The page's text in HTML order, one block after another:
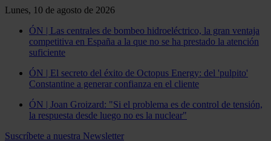
Lunes, 10 de agosto de 2026
ÓN | Las centrales de bombeo hidroeléctrico, la gran ventaja
competitiva en España a la que no se ha prestado la atención
suficiente
ÓN | El secreto del éxito de Octopus Energy: del 'pulpito'
Constantine a generar confianza en el cliente
ÓN | Joan Groizard: "Si el problema es de control de tensión,
la respuesta desde luego no es la nuclear"
Suscríbete a nuestra Newsletter